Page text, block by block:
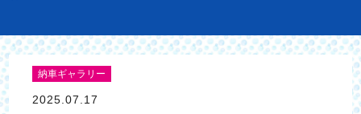
納車ギャラリー
2025.07.17